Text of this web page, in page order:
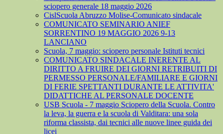
sciopero generale 18 maggio 2026
CislScuola Abruzzo Molise-Comunicato sindacale
COMUNICATO SEMINARIO ANIEF
SORRENTINO 19 MAGGIO 2026 9-13
LANCIANO
Scuola, 7 maggio: sciopero personale Istituti tecnici
COMUNICATO SINDACALE INERENTE AL
DIRITTO A FRUIRE DEI GIORNI RETRIBUITI DI
PERMESSO PERSONALE/FAMILIARE E GIORNI
DI FERIE SPETTANTI DURANTE LE ATTIVITA'
DIDATTICHE AL PERSONALE DOCENTE
USB Scuola - 7 maggio Sciopero della Scuola. Contro
la leva, la guerra e la scuola di Valditara: una sola
riforma classista, dai tecnici alle nuove linee guida dei
licei